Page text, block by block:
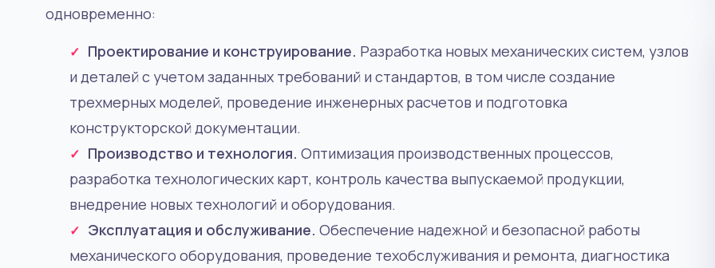
одновременно:
Проектирование и конструирование. Разработка новых механических систем, узлов
и деталей с учетом заданных требований и стандартов, в том числе создание
трехмерных моделей, проведение инженерных расчетов и подготовка
конструкторской документации.
Производство и технология. Оптимизация производственных процессов,
разработка технологических карт, контроль качества выпускаемой продукции,
внедрение новых технологий и оборудования.
Эксплуатация и обслуживание. Обеспечение надежной и безопасной работы
механического оборудования, проведение техобслуживания и ремонта, диагностика